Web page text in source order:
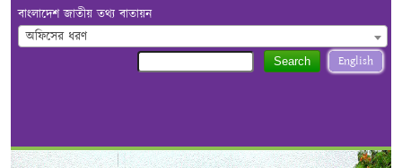
বাংলাদেশ জাতীয় তথ্য বাতায়ন
অফিসের ধরণ
English
Search